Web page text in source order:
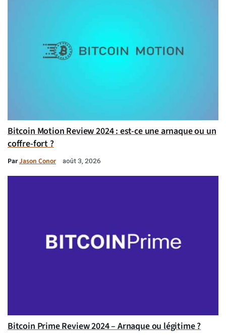
Bitcoin Motion Review 2024 : est-ce une arnaque ou un
coffre-fort ?
ParJason Conor août 3, 2026
Bitcoin Prime Review 2024 – Arnaque ou légitime ?